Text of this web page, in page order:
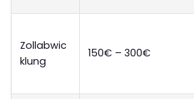
Zollabwic
klung
150€ – 300€